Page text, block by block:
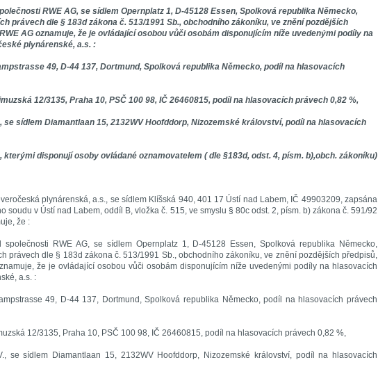
RWE AG, se sídlem Opernplatz 1, D-45128 Essen, Spolková republika Německo,
právech dle § 183d zákona č. 513/1991 Sb., obchodního zákoníku, ve znění pozdějších
AG oznamuje, že je ovládající osobou vůči osobám disponujícím níže uvedenými podíly na
plynárenské, a.s. :
49, D-44 137, Dortmund, Spolková republika Německo, podíl na hlasovacích
12/3135, Praha 10, PSČ 100 98, IČ 26460815, podíl na hlasovacích právech 0,82 %,
se sídlem Diamantlaan 15, 2132WV Hoofddorp, Nizozemské království, podíl na hlasovacích
disponují osoby ovládané oznamovatelem ( dle §183d, odst. 4, písm. b),obch. zákoníku)
plynárenská, a.s., se sídlem Klíšská 940, 401 17 Ústí nad Labem, IČ 49903209, zapsána
soudu v Ústí nad Labem, oddíl B, vložka č. 515, ve smyslu § 80c odst. 2, písm. b) zákona č. 591/92
že :
RWE AG, se sídlem Opernplatz 1, D-45128 Essen, Spolková republika Německo,
právech dle § 183d zákona č. 513/1991 Sb., obchodního zákoníku, ve znění pozdějších předpisů,
že je ovládající osobou vůči osobám disponujícím níže uvedenými podíly na hlasovacích
a.s. :
49, D-44 137, Dortmund, Spolková republika Německo, podíl na hlasovacích právech
12/3135, Praha 10, PSČ 100 98, IČ 26460815, podíl na hlasovacích právech 0,82 %,
se sídlem Diamantlaan 15, 2132WV Hoofddorp, Nizozemské království, podíl na hlasovacích